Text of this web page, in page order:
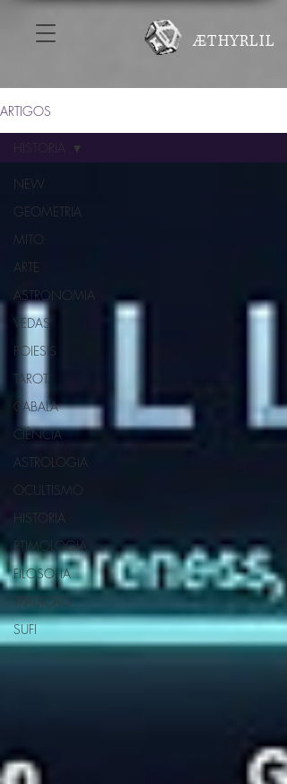
ÆTHYRLIL
ARTIGOS
NEW
GEOMETRIA
MITO
ARTE
ASTRONOMIA
VEDAS
POIESIS
TAROT
CABALA
CIÊNCIA
ASTROLOGIA
OCULTISMO
HISTORIA
ETIMOLOGIA
FILOSOFIA
TRADIÇÃO
SUFI
HISTORIA